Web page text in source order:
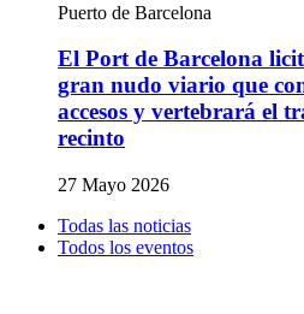
Puerto de Barcelona
El Port de Barcelona
gran nudo viario que
accesos y vertebrará el
recinto
27 Mayo 2026
Todas las noticias
Todos los eventos